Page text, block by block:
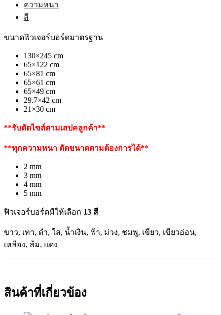
ความหนา
สี
ขนาดฟิวเจอร์บอร์ดมาตรฐาน
130×245 cm
65×122 cm
65×81 cm
65×61 cm
65×49 cm
29.7×42 cm
21×30 cm
**รับตัดไซส์ตามเสปคลูกค้า**
**ทุกความหนา ตัดขนาดตามต้องการได้**
2 mm
3 mm
4 mm
5 mm
ฟิวเจอร์บอร์ดมีให้เลือก 13 สี
ขาว, เทา, ดำ, ใส, น้ำเงิน, ฟ้า, ม่วง, ชมพู, เขียว, เขียวอ่อน,
เหลือง, ส้ม, แดง
สินค้าที่เกี่ยวข้อง